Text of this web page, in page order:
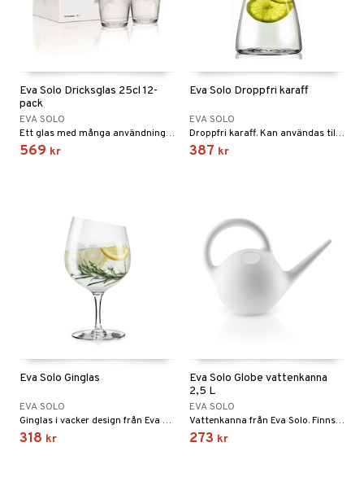
Eva Solo Dricksglas 25cl 12-
pack
EVA SOLO
Ett glas med många användningsområden från Eva Solo.
569 kr
Eva Solo Droppfri karaff
EVA SOLO
Droppfri karaff. Kan användas till alla slags drycker samt till dekantering och servering av vin.
387 kr
Eva Solo Ginglas
EVA SOLO
Ginglas i vacker design från Eva Solo.
318 kr
Eva Solo Globe vattenkanna
2,5 L
EVA SOLO
Vattenkanna från Eva Solo. Finns i flera färger och storlekar.
273 kr